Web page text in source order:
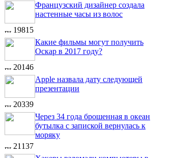
Французский дизайнер создала
настенные часы из волос
19815
Какие фильмы могут получить
Оскар в 2017 году?
20146
Apple назвала дату следующей
презентации
20339
Через 34 года брошенная в океан
бутылка с запиской вернулась к
моряку
21137